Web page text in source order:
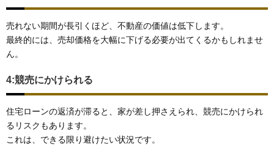
売れない期間が長引くほど、不動産の価値は低下します。
最終的には、売却価格を大幅に下げる必要が出てくるかもしれませ
ん。
4:競売にかけられる
住宅ローンの返済が滞ると、家が差し押さえられ、競売にかけられ
るリスクもあります。
これは、できる限り避けたい状況です。